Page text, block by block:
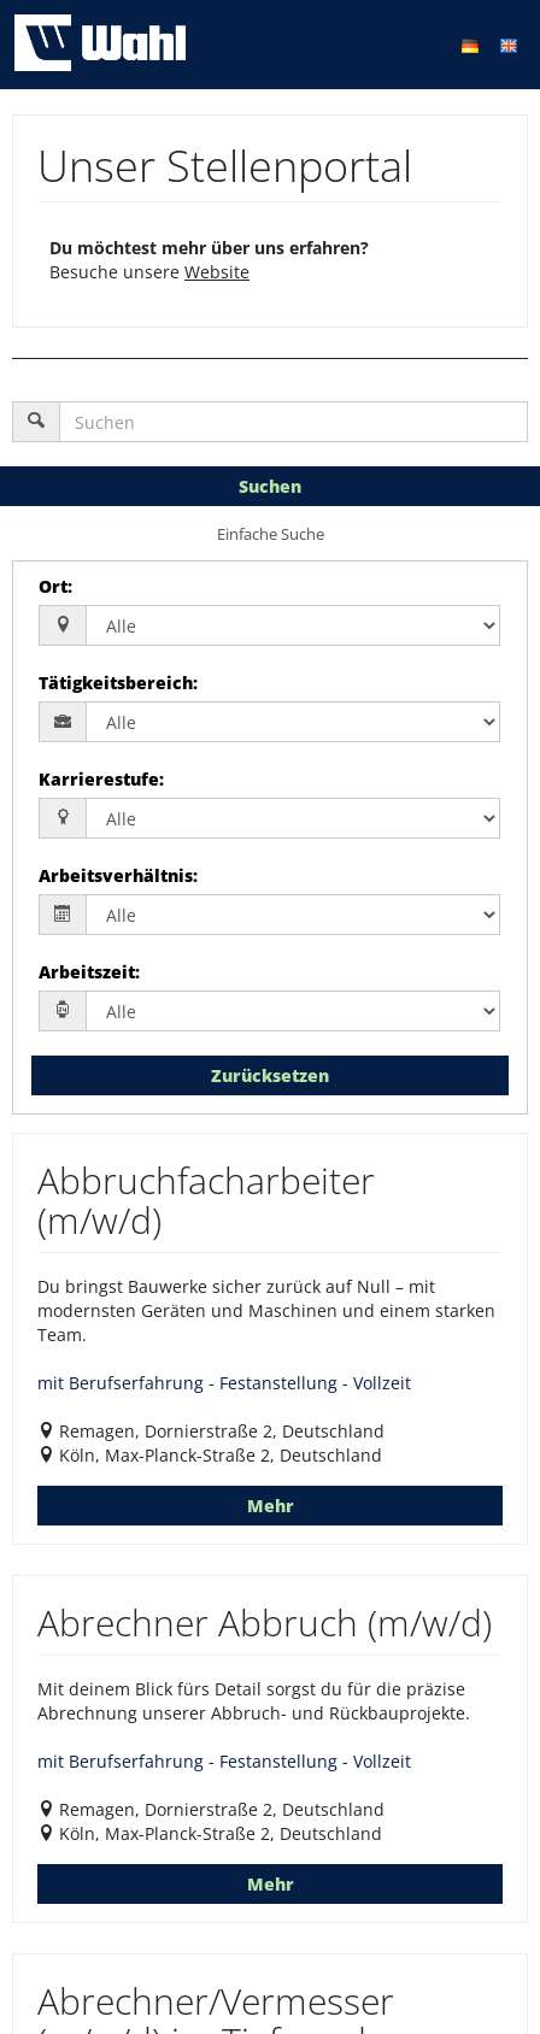
Unser Stellenportal
Du möchtest mehr über uns erfahren?
Besuche unsere Website
Suchen
Einfache Suche
Ort:
Tätigkeitsbereich:
Karrierestufe:
Arbeitsverhältnis:
Arbeitszeit:
Zurücksetzen
Abbruchfacharbeiter
(m/w/d)
Du bringst Bauwerke sicher zurück auf Null – mit
modernsten Geräten und Maschinen und einem starken
Team.
mit Berufserfahrung - Festanstellung - Vollzeit
Remagen, Dornierstraße 2, Deutschland
Köln, Max-Planck-Straße 2, Deutschland
Mehr
Abrechner Abbruch (m/w/d)
Mit deinem Blick fürs Detail sorgst du für die präzise
Abrechnung unserer Abbruch- und Rückbauprojekte.
mit Berufserfahrung - Festanstellung - Vollzeit
Remagen, Dornierstraße 2, Deutschland
Köln, Max-Planck-Straße 2, Deutschland
Mehr
Abrechner/Vermesser